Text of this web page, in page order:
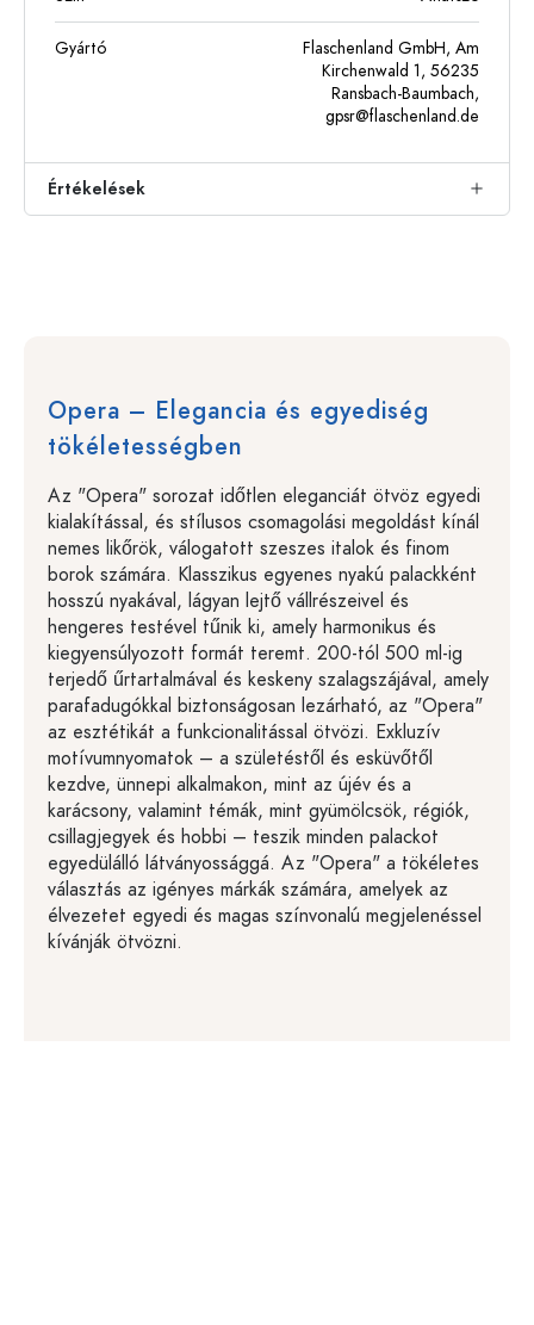
Gyártó
Flaschenland GmbH, Am
Kirchenwald 1, 56235
Ransbach-Baumbach,
gpsr@flaschenland.de
Értékelések
Opera – Elegancia és egyediség
tökéletességben
Az "Opera" sorozat időtlen eleganciát ötvöz egyedi
kialakítással, és stílusos csomagolási megoldást kínál
nemes likőrök, válogatott szeszes italok és finom
borok számára. Klasszikus egyenes nyakú palackként
hosszú nyakával, lágyan lejtő vállrészeivel és
hengeres testével tűnik ki, amely harmonikus és
kiegyensúlyozott formát teremt. 200-tól 500 ml-ig
terjedő űrtartalmával és keskeny szalagszájával, amely
parafadugókkal biztonságosan lezárható, az "Opera"
az esztétikát a funkcionalitással ötvözi. Exkluzív
motívumnyomatok – a születéstől és esküvőtől
kezdve, ünnepi alkalmakon, mint az újév és a
karácsony, valamint témák, mint gyümölcsök, régiók,
csillagjegyek és hobbi – teszik minden palackot
egyedülálló látványossággá. Az "Opera" a tökéletes
választás az igényes márkák számára, amelyek az
élvezetet egyedi és magas színvonalú megjelenéssel
kívánják ötvözni.